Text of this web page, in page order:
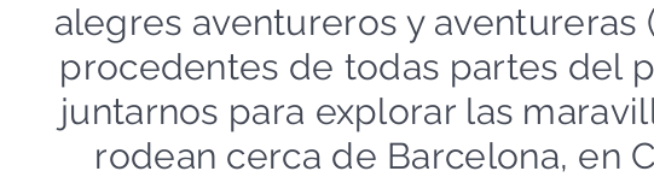
alegres aventureros y aventureras (
procedentes de todas partes del
juntarnos para explorar las
rodean cerca de Barcelona, en